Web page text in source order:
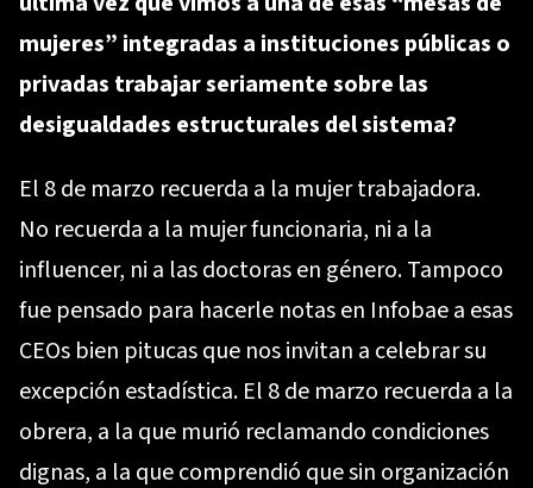
mujeres” integradas a instituciones públicas o
privadas trabajar seriamente sobre las
desigualdades estructurales del sistema?
El 8 de marzo recuerda a la mujer trabajadora.
No recuerda a la mujer funcionaria, ni a la
influencer, ni a las doctoras en género. Tampoco
fue pensado para hacerle notas en Infobae a esas
CEOs bien pitucas que nos invitan a celebrar su
excepción estadística. El 8 de marzo recuerda a la
obrera, a la que murió reclamando condiciones
dignas, a la que comprendió que sin organización